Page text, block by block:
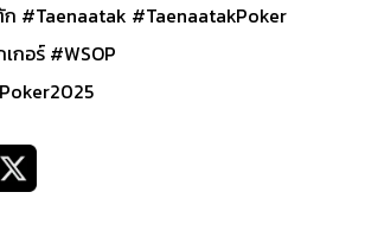
#Taenaatak #TaenaatakPoker
กอร์ #WSOP